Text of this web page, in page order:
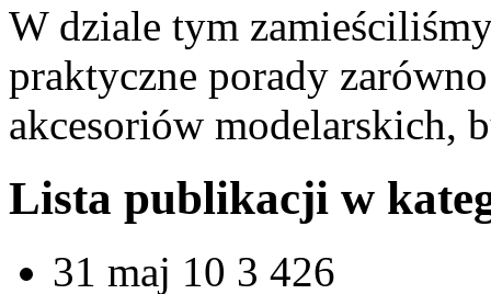
W dziale tym
praktyczne porady
akcesoriów modelarskich,
Lista publikacji w
31 maj 10 3 426